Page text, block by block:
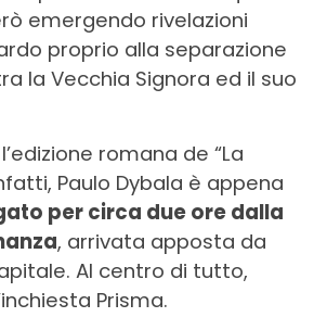
emergendo rivelazioni
proprio alla separazione
la Vecchia Signora ed il suo
romana de “La
Paulo Dybala è appena
per circa due ore dalla
, arrivata apposta da
Al centro di tutto,
Prisma.